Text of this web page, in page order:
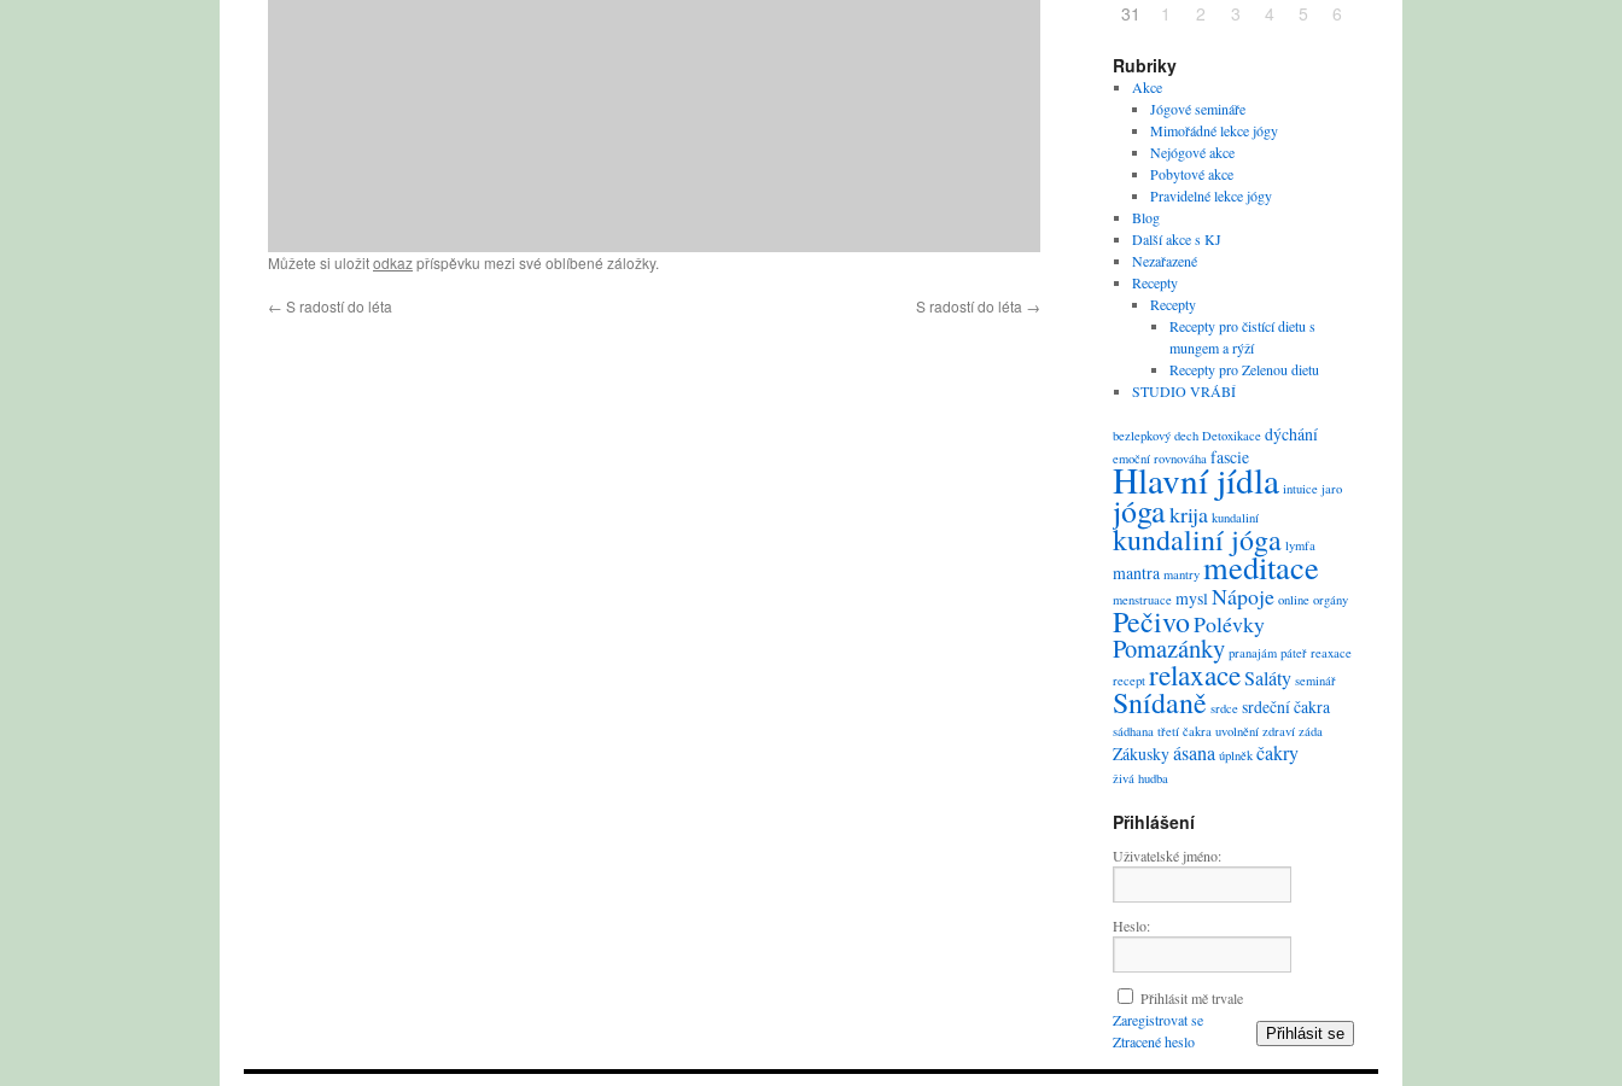
Můžete si uložitodkazpříspěvku mezi své oblíbené záložky.
← S radostí do léta S radostí do léta →
31
1 2 3 4 5 6
Rubriky
Akce
Jógové semináře
Mimořádné lekce jógy
Nejógové akce
Pobytové akce
Pravidelné lekce jógy
Blog
Další akce s KJ
Nezařazené
Recepty
Recepty
Recepty pro čistící dietu s
mungem a rýží
Recepty pro Zelenou dietu
STUDIO VRÁBÍ
bezlepkový dech Detoxikace dýchání
emoční rovnováha fascie
Hlavní jídla intuice jaro
jógakrija kundaliní
kundaliní jóga lymfa
mantra mantry meditace
menstruace myslNápoje online orgány
PečivoPolévky
Pomazánky pranajám páteř reaxace
recept relaxaceSaláty seminář
Snídaně srdce srdeční čakra
sádhana třetí čakra uvolnění zdraví záda
Zákuskyásana úplněk čakry
živá hudba
Přihlášení
Uživatelské jméno:
Heslo:
Přihlásit mě trvale
Přihlásit se
Zaregistrovat se
Ztracené heslo